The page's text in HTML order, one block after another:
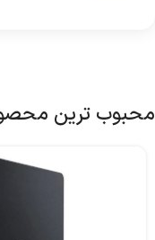
محبوب ترین